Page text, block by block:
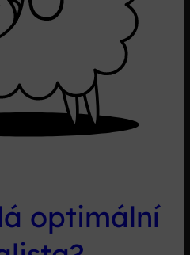
optimální